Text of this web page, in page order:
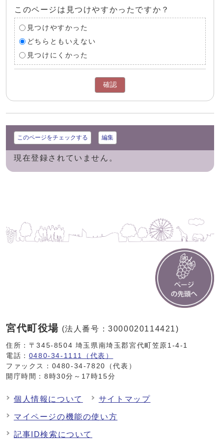
このページは見つけやすかったですか？
見つけやすかった
どちらともいえない
見つけにくかった
確認
このページをチェックする 編集
現在登録されていません。
宮代町役場 (法人番号：3000020114421)
住所：〒345-8504 埼玉県南埼玉郡宮代町笠原1-4-1
電話： 0480-34-1111（代表）
ファックス：0480-34-7820（代表）
開庁時間：8時30分～17時15分
個人情報について サイトマップ
マイページの機能の使い方
記事ID検索について